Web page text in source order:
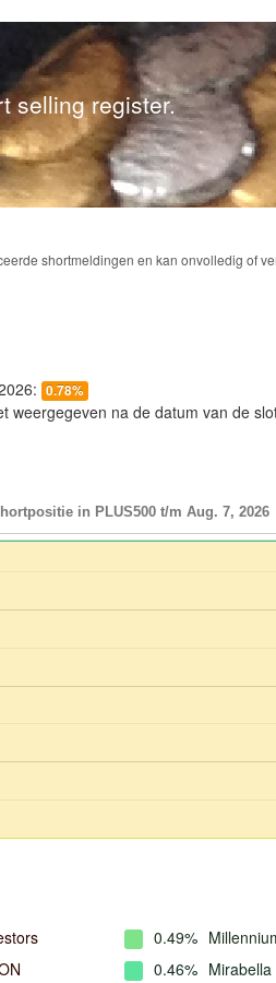
selling register.
shortmeldingen en kan onvolledig of
0.78%
weergegeven na de datum van de
in PLUS500 t/m Aug. 7, 2026
0.49%
0.46%